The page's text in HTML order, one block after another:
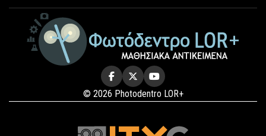
© 2026 Photodentro LOR+